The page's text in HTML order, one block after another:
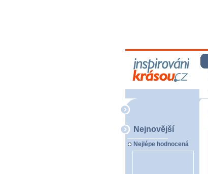
Nejnovější
Nejlépe hodnocená